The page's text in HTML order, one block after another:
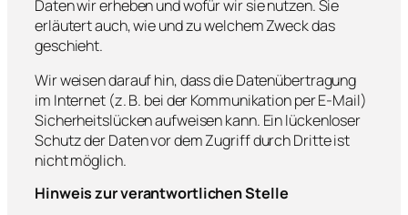
Daten wir erheben und wofür wir sie nutzen. Sie
erläutert auch, wie und zu welchem Zweck das
geschieht.
Wir weisen darauf hin, dass die Datenübertragung
im Internet (z. B. bei der Kommunikation per E-Mail)
Sicherheitslücken aufweisen kann. Ein lückenloser
Schutz der Daten vor dem Zugriff durch Dritte ist
nicht möglich.
Hinweis zur verantwortlichen Stelle